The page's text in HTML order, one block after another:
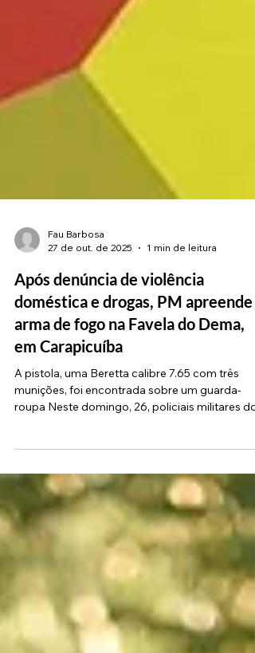
Fau Barbosa
27 de out. de 2025
1 min de leitura
Após denúncia de violência
doméstica e drogas, PM apreende
arma de fogo na Favela do Dema,
em Carapicuíba
A pistola, uma Beretta calibre 7.65 com três
uma casa na Favela do Dema , em Carapicuíba .
A ação aconteceu após denúncia de que um
homem estaria portando arma, praticando
violência doméstica e armazenando drogas no
local. Ao chegarem à residência, os policiais
fizeram contato com a esposa do denunciado,
que informou não ter conhecimento dos fato